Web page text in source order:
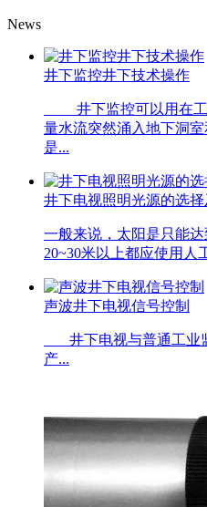
News
井下监控井下技术操作
井下监控可以用在工
量水流突然涌入地下洞
是...
井下电视照明光源的选
一般来说，太阳是只能
20~30米以上都应使用人
声波井下电视信号控制
井下电视与普通工业
产...